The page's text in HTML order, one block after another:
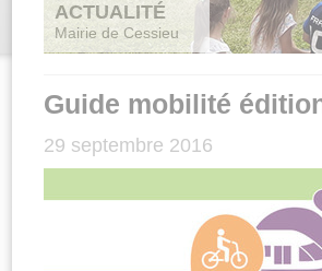
ACTUALITÉ
Mairie de Cessieu
Guide mobilité
29 septembre 2016